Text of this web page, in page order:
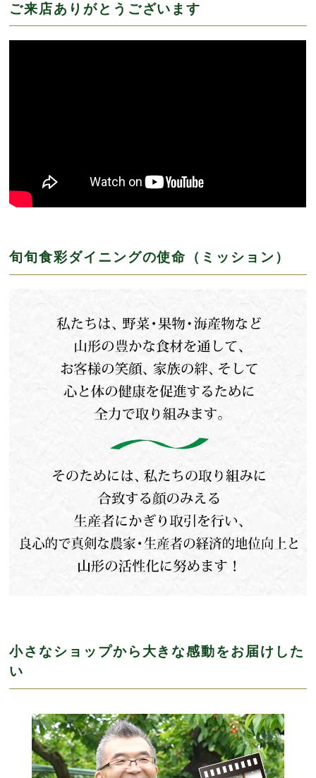
ご来店ありがとうございます
旬旬食彩ダイニングの使命（ミッション）
小さなショップから大きな感動をお届けした
い